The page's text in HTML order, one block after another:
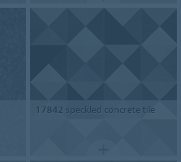
17842 speckled concrete tile